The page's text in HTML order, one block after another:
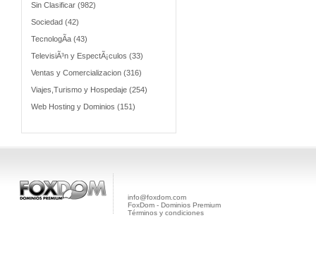
Sin Clasificar (982)
Sociedad (42)
TecnologÃ­a (43)
TelevisiÃ³n y EspectÃ¡culos (33)
Ventas y Comercializacion (316)
Viajes,Turismo y Hospedaje (254)
Web Hosting y Dominios (151)
info@foxdom.com
FoxDom - Dominios Premium
Términos y condiciones